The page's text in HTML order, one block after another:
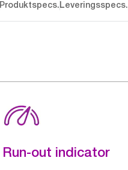
Produktspecs.Leveringsspecs.
Run-out indicator